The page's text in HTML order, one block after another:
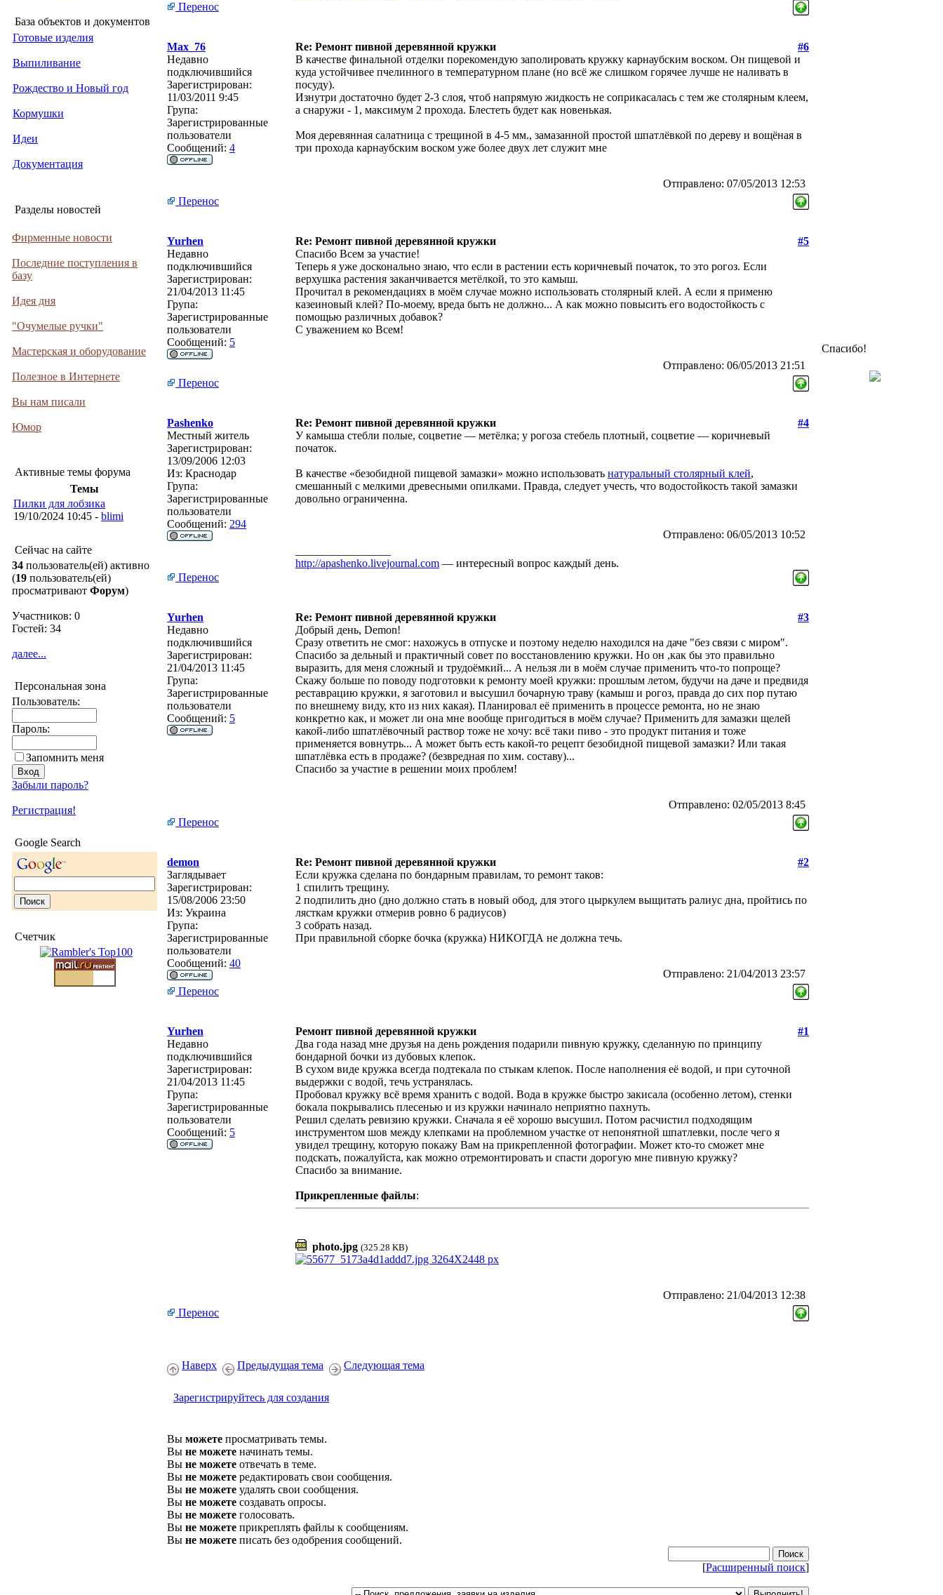
База объектов и документов
Готовые изделия
Выпиливание
Рождество и Новый год
Кормушки
Идеи
Документация
Разделы новостей
Фирменные новости
Последние поступления в
базу
Идея дня
"Очумелые ручки"
Мастерская и оборудование
Полезное в Интернете
Вы нам писали
Юмор
Активные темы форума
Темы
Пилки для лобзика
19/10/2024 10:45 - blimi
Сейчас на сайте
34 пользователь(ей) активно
(19 пользователь(ей)
просматривают Форум)
Участников: 0
Гостей: 34
далее...
Персональная зона
Пользователь:
Пароль:
Запомнить меня
Забыли пароль?
Регистрация!
Google Search
Счетчик
Перенос
Max_76 Re: Ремонт пивной деревянной кружки
#6
Недавно
подключившийся
Зарегистрирован:
11/03/2011 9:45
Група:
Зарегистрированные
пользователи
Сообщений: 4
В качестве финальной отделки порекомендую заполировать кружку карнаубским воском. Он пищевой и
куда устойчивее пчелинного в температурном плане (но всё же слишком горячее лучше не наливать в
посуду).
Изнутри достаточно будет 2-3 слоя, чтоб напрямую жидкость не соприкасалась с тем же столярным клеем,
а снаружи - 1, максимум 2 прохода. Блестеть будет как новенькая.
Моя деревянная салатница с трещиной в 4-5 мм., замазанной простой шпатлёвкой по дереву и вощёная в
три прохода карнаубским воском уже более двух лет служит мне
Отправлено: 07/05/2013 12:53
Перенос
Yurhen Re: Ремонт пивной деревянной кружки
#5
Недавно
подключившийся
Зарегистрирован:
21/04/2013 11:45
Група:
Зарегистрированные
пользователи
Сообщений: 5
Спасибо Всем за участие!
Теперь я уже досконально знаю, что если в растении есть коричневый початок, то это рогоз. Если
верхушка растения заканчивается метёлкой, то это камыш.
Прочитал в рекомендациях в моём случае можно использовать столярный клей. А если я применю
казеиновый клей? По-моему, вреда быть не должно... А как можно повысить его водостойкость с
помощью различных добавок?
С уважением ко Всем!
Отправлено: 06/05/2013 21:51
Перенос
Pashenko Re: Ремонт пивной деревянной кружки
#4
Местный житель
Зарегистрирован:
13/09/2006 12:03
Из: Краснодар
Група:
Зарегистрированные
пользователи
Сообщений: 294
У камыша стебли полые, соцветие — метёлка; у рогоза стебель плотный, соцветие — коричневый
початок.
В качестве «безобидной пищевой замазки» можно использовать натуральный столярный клей,
смешанный с мелкими древесными опилками. Правда, следует учесть, что водостойкость такой замазки
довольно ограниченна.
Отправлено: 06/05/2013 10:52
http://apashenko.livejournal.com — интересный вопрос каждый день.
Перенос
Yurhen Re: Ремонт пивной деревянной кружки
#3
Недавно
подключившийся
Зарегистрирован:
21/04/2013 11:45
Група:
Зарегистрированные
пользователи
Сообщений: 5
Добрый день, Demon!
Сразу ответить не смог: нахожусь в отпуске и поэтому неделю находился на даче "без связи с миром".
Спасибо за дельный и практичный совет по восстановлению кружки. Но он ,как бы это правильно
выразить, для меня сложный и трудоёмкий... А нельзя ли в моём случае применить что-то попроще?
Скажу больше по поводу подготовки к ремонту моей кружки: прошлым летом, будучи на даче и предвидя
реставрацию кружки, я заготовил и высушил бочарную траву (камыш и рогоз, правда до сих пор путаю
по внешнему виду, кто из них какая). Планировал её применить в процессе ремонта, но не знаю
конкретно как, и может ли она мне вообще пригодиться в моём случае? Применить для замазки щелей
какой-либо шпатлёвочный раствор тоже не хочу: всё таки пиво - это продукт питания и тоже
применяется вовнутрь... А может быть есть какой-то рецепт безобидной пищевой замазки? Или такая
шпатлёвка есть в продаже? (безвредная по хим. составу)...
Спасибо за участие в решении моих проблем!
Отправлено: 02/05/2013 8:45
Перенос
demon Re: Ремонт пивной деревянной кружки
#2
Заглядывает
Зарегистрирован:
15/08/2006 23:50
Из: Украина
Група:
Зарегистрированные
пользователи
Сообщений: 40
Если кружка сделана по бондарным правилам, то ремонт таков:
1 спилить трещину.
2 подпилить дно (дно должно стать в новый обод, для этого цыркулем выщитать ралиус дна, пройтись по
лясткам кружки отмерив ровно 6 радиусов)
3 собрать назад.
При правильной сборке бочка (кружка) НИКОГДА не должна течь.
Отправлено: 21/04/2013 23:57
Перенос
Yurhen Ремонт пивной деревянной кружки
#1
Недавно
подключившийся
Зарегистрирован:
21/04/2013 11:45
Група:
Зарегистрированные
пользователи
Сообщений: 5
Два года назад мне друзья на день рождения подарили пивную кружку, сделанную по принципу
бондарной бочки из дубовых клепок.
В сухом виде кружка всегда подтекала по стыкам клепок. После наполнения её водой, и при суточной
выдержки с водой, течь устранялась.
Пробовал кружку всё время хранить с водой. Вода в кружке быстро закисала (особенно летом), стенки
бокала покрывались плесенью и из кружки начинало неприятно пахнуть.
Решил сделать ревизию кружки. Сначала я её хорошо высушил. Потом расчистил подходящим
инструментом шов между клепками на проблемном участке от непонятной шпатлевки, после чего я
увидел трещину, которую покажу Вам на прикрепленной фотографии. Может кто-то сможет мне
подскать, пожалуйста, как можно отремонтировать и спасти дорогую мне пивную кружку?
Спасибо за внимание.
Прикрепленные файлы:
photo.jpg (325.28 KB)
Отправлено: 21/04/2013 12:38
Перенос
Наверх Предыдущая тема Следующая тема
Зарегистрируйтесь для создания
Вы можете просматривать темы.
Вы не можете начинать темы.
Вы не можете отвечать в теме.
Вы не можете редактировать свои сообщения.
Вы не можете удалять свои сообщения.
Вы не можете создавать опросы.
Вы не можете голосовать.
Вы не можете прикреплять файлы к сообщениям.
Вы не можете писать без одобрения сообщений.
[Расширенный поиск]
Спасибо!